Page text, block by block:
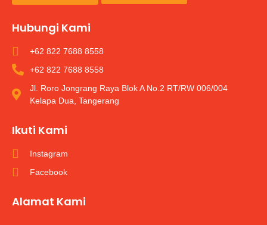
Hubungi Kami
+62 822 7688 8558
+62 822 7688 8558
Jl. Roro Jongrang Raya Blok A No.2 RT/RW 006/004
Kelapa Dua, Tangerang
Ikuti Kami
Instagram
Facebook
Alamat Kami